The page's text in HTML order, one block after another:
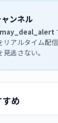
ンネル
リアルタイム配
逃さない。
め